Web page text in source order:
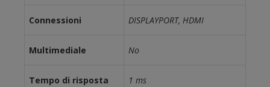
Connessioni DISPLAYPORT, HDMI
Multimediale No
Tempo di risposta 1 ms